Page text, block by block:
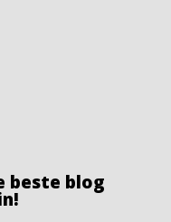
beste blog